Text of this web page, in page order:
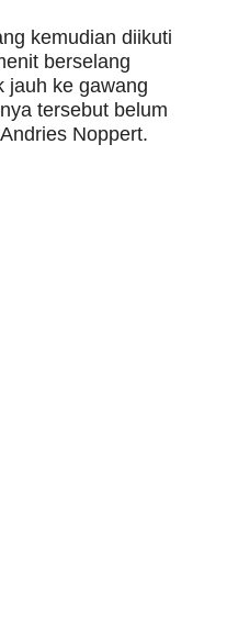
kemudian diikuti
berselang
jauh ke gawang
tersebut belum
Noppert.